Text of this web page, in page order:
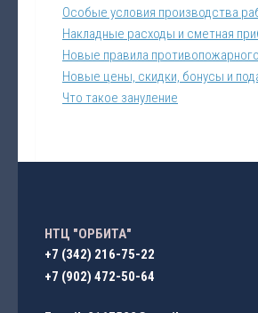
Особые условия производства
Накладные расходы и сметная
Новые правила
Новые цены, скидки, бонусы и
Что такое зануление
НТЦ "ОРБИТА"
+7 (342) 216-75-22
+7 (902) 472-50-64